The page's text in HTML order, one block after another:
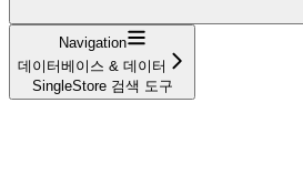
Navigation
데이터베이스 & 데이터
SingleStore 검색 도구